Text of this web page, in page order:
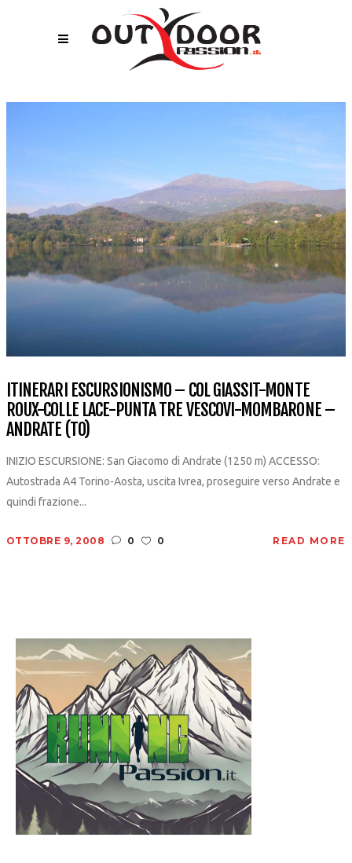
ITINERARI ESCURSIONISMO – COL GIASSIT-MONTE
ROUX-COLLE LACE-PUNTA TRE VESCOVI-MOMBARONE –
ANDRATE (TO)
INIZIO ESCURSIONE: San Giacomo di Andrate (1250 m) ACCESSO:
Autostrada A4 Torino-Aosta, uscita Ivrea, proseguire verso Andrate e
quindi frazione...
OTTOBRE 9, 2008 0 0 READ MORE